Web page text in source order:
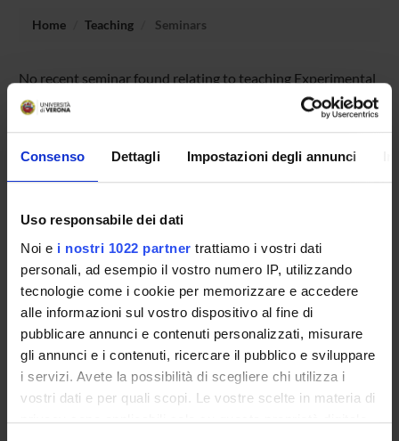
Consenso Dettagli Impostazioni degli annunci
Uso responsabile dei dati
Noi e i nostri 1022 partner trattiamo i vostri dati
personali, ad esempio il vostro numero IP, utilizzando
tecnologie come i cookie per memorizzare e accedere
alle informazioni sul vostro dispositivo al fine di
pubblicare annunci e contenuti personalizzati, misurare
gli annunci e i contenuti, ricercare il pubblico e sviluppare
i servizi. Avete la possibilità di scegliere chi utilizza i
vostri dati e per quali scopi. Le vostre scelte in materia di
privacy sono applicabili solo su questa proprietà digitale
Home Teaching Seminars
No recent seminar found relating to teaching Experimental
Pedagogy.
STUDYING
COURSES
PHD PROGRAMMES AND POSTGRADUATE
TRAINING
Contacts
People
Places
Calendar